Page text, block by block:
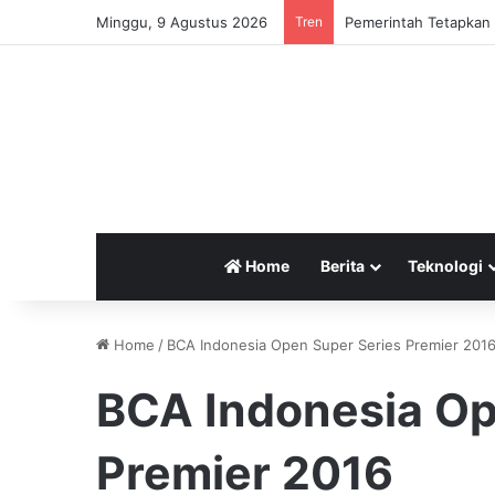
Minggu, 9 Agustus 2026 Tren Pemerintah
Home Berita Teknologi
Home / BCA Indonesia Open Super Series Premier 2016
BCA Indonesia
Premier 2016